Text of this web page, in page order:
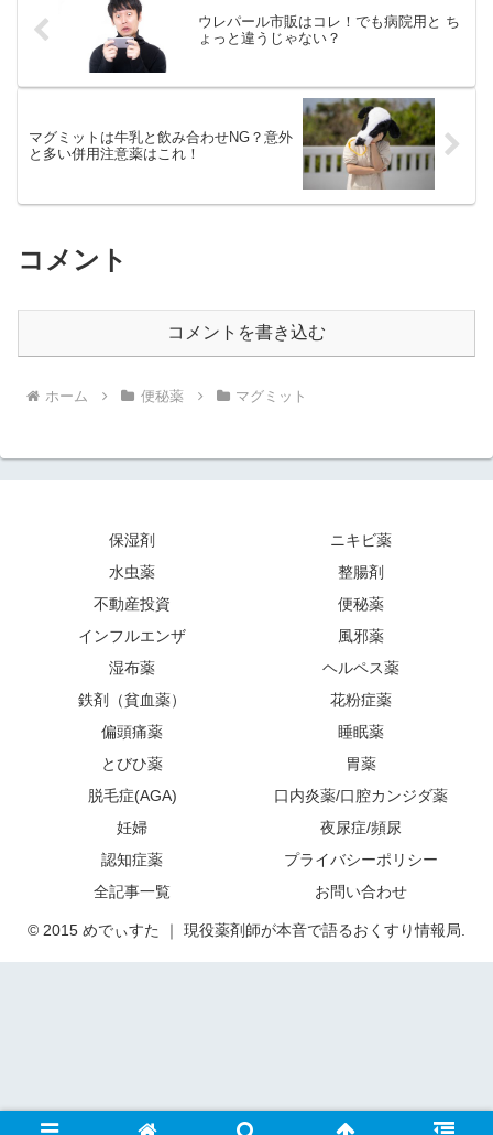
ウレパール市販はコレ！でも病院用と ち
ょっと違うじゃない？
マグミットは牛乳と飲み合わせNG？意外
と多い併用注意薬はこれ！
コメント
コメントを書き込む
ホーム 便秘薬 マグミット
保湿剤
ニキビ薬
水虫薬
整腸剤
不動産投資
便秘薬
インフルエンザ
風邪薬
湿布薬
ヘルペス薬
鉄剤（貧血薬）
花粉症薬
偏頭痛薬
睡眠薬
とびひ薬
胃薬
脱毛症(AGA)
口内炎薬/口腔カンジダ薬
妊婦
夜尿症/頻尿
認知症薬
プライバシーポリシー
全記事一覧
お問い合わせ
© 2015 めでぃすた ｜ 現役薬剤師が本音で語るおくすり情報局.